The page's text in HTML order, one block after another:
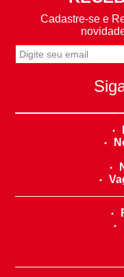
Cadastre-se e